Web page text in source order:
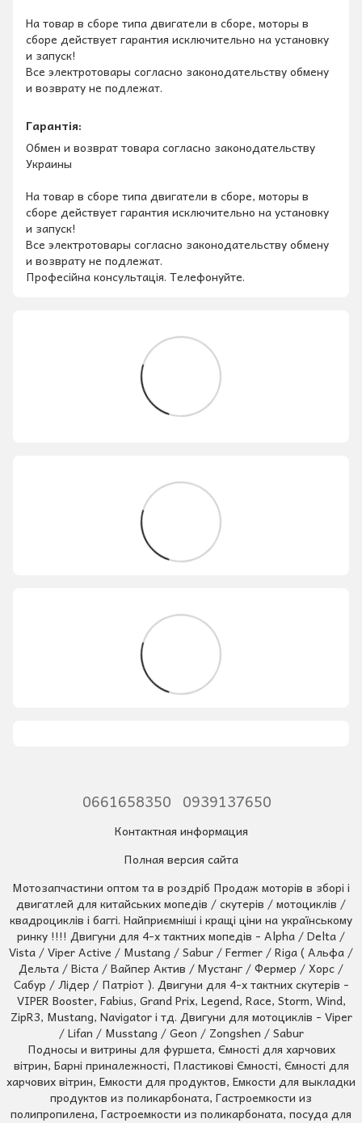
На товар в сборе типа двигатели в сборе, моторы в
сборе действует гарантия исключительно на установку
и запуск!
Все электротовары согласно законодательству обмену
и возврату не подлежат.
Гарантія:
Обмен и возврат товара согласно законодательству
Украины
На товар в сборе типа двигатели в сборе, моторы в
сборе действует гарантия исключительно на установку
и запуск!
Все электротовары согласно законодательству обмену
и возврату не подлежат.
Професійна консультація. Телефонуйте.
0661658350 0939137650
Контактная информация
Полная версия сайта
Мотозапчастини оптом та в роздріб Продаж моторів в зборі і
двигатлей для китайських мопедів / скутерів / мотоциклів /
квадроциклів і баггі. Найприємніші і кращі ціни на українському
ринку !!!! Двигуни для 4-х тактних мопедів - Alpha / Delta /
Vista / Viper Active / Mustang / Sabur / Fermer / Riga ( Альфа /
Дельта / Віста / Вайпер Актив / Мустанг / Фермер / Хорс /
Сабур / Лідер / Патріот ). Двигуни для 4-х тактних скутерів -
VIPER Booster, Fabius, Grand Prix, Legend, Race, Storm, Wind,
ZipR3, Mustang, Navigator і тд. Двигуни для мотоциклів - Viper
/ Lifan / Musstang / Geon / Zongshen / Sabur
Подносы и витрины для фуршета, Ємності для харчових
вітрин, Барні приналежності, Пластикові Ємності, Ємності для
харчових вітрин, Емкости для продуктов, Емкости для выкладки
продуктов из поликарбоната, Гастроемкости из
полипропилена, Гастроемкости из поликарбоната, посуда для